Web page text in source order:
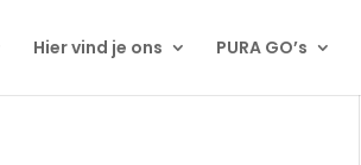
Hier vind je ons PURA GO’s